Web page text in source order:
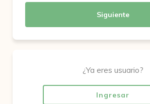
Siguiente
¿Ya eres usuario?
Ingresar